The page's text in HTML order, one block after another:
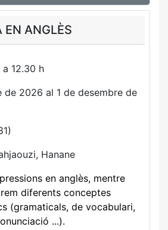
EN ANGLÈS
a 12.30 h
de 2026 al 1 de desembre de
Hanane
en anglès, mentre
diferents conceptes
(gramaticals, de vocabulari,
...).